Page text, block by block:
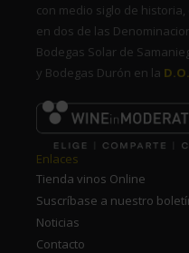
con medio siglo de
en dos de las
Bodegas Solar de
y Bodegas Durón en la
Enlaces
Tienda vinos Online
Suscríbase a nuestro
Noticias
Contacto